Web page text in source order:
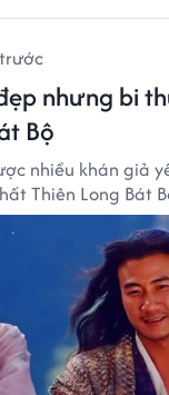
nhưng bi
Bộ
nhiều khán giả
Thiên Long Bát